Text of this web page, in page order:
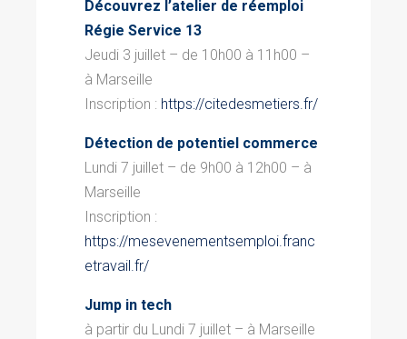
Découvrez l’atelier de réemploi
Régie Service 13
Jeudi 3 juillet – de 10h00 à 11h00 –
à Marseille
Inscription : https://citedesmetiers.fr/
Détection de potentiel commerce
Lundi 7 juillet – de 9h00 à 12h00 – à
Marseille
Inscription :
https://mesevenementsemploi.franc
etravail.fr/
Jump in tech
à partir du Lundi 7 juillet – à Marseille